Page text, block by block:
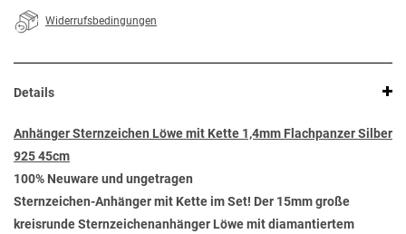
Widerrufsbedingungen
Details
Anhänger Sternzeichen Löwe mit Kette 1,4mm Flachpanzer Silber
925 45cm
100% Neuware und ungetragen
Sternzeichen-Anhänger mit Kette im Set! Der 15mm große
kreisrunde Sternzeichenanhänger Löwe mit diamantiertem